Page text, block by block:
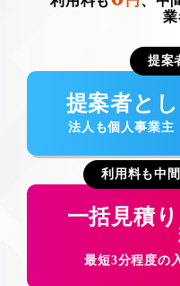
提案
提案者とし
法人も個人事業主
利用料も中
一括見積
最短3分程度の